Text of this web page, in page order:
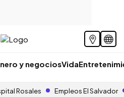
y negociosVida
Rosales Empleos El Salvador